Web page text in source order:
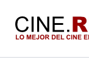
contenido